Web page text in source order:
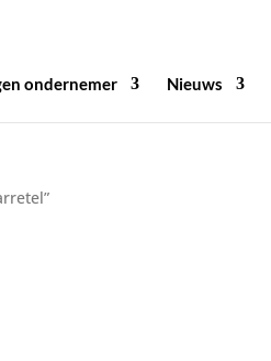
ondernemer Nieuws